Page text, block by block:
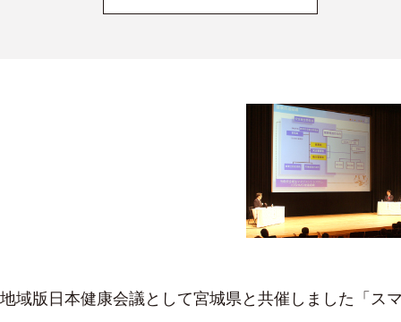
地域版日本健康会議として宮城県と共催しました「ス